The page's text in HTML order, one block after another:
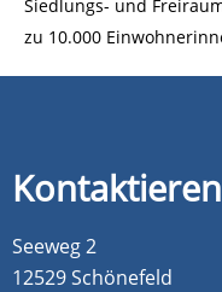
Siedlungs- und
zu 10.000
Seeweg 2
12529 Schönefeld